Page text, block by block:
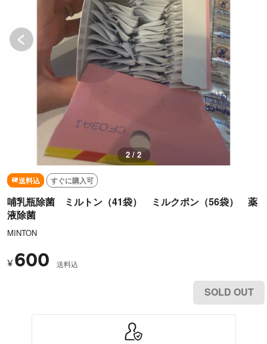
2 / 2
送料込 すぐに購入可
哺乳瓶除菌 ミルトン（41袋） ミルクポン（56袋） 薬
液除菌
MINTON
¥ 600 送料込
SOLD OUT